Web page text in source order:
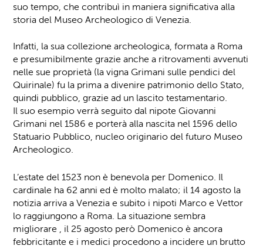
suo tempo, che contribuì in maniera significativa alla
storia del Museo Archeologico di Venezia.
Infatti, la sua collezione archeologica, formata a Roma
e presumibilmente grazie anche a ritrovamenti avvenuti
nelle sue proprietà (la vigna Grimani sulle pendici del
Quirinale) fu la prima a divenire patrimonio dello Stato,
quindi pubblico, grazie ad un lascito testamentario.
Il suo esempio verrà seguito dal nipote Giovanni
Grimani nel 1586 e porterà alla nascita nel 1596 dello
Statuario Pubblico, nucleo originario del futuro Museo
Archeologico.
L’estate del 1523 non è benevola per Domenico. Il
cardinale ha 62 anni ed è molto malato; il 14 agosto la
notizia arriva a Venezia e subito i nipoti Marco e Vettor
lo raggiungono a Roma. La situazione sembra
migliorare , il 25 agosto però Domenico è ancora
febbricitante e i medici procedono a incidere un brutto